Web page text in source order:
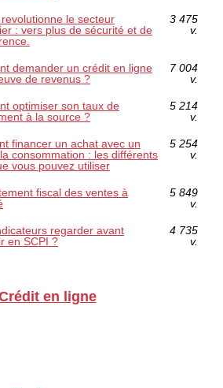
le secteur
: vers plus de sécurité et de
3 475
v.
demander un crédit en ligne
de revenus ?
7 004
v.
optimiser son taux de
à la source ?
5 214
v.
financer un achat avec un
consommation : les différents
vous pouvez utiliser
5 254
v.
fiscal des ventes à
5 849
v.
regarder avant
en SCPI ?
4 735
v.
en ligne